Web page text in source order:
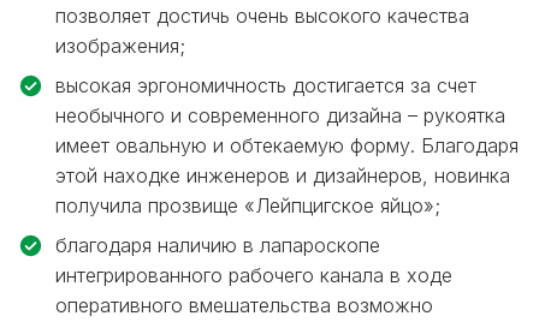
позволяет достичь очень высокого качества
изображения;
высокая эргономичность достигается за счет
необычного и современного дизайна – рукоятка
имеет овальную и обтекаемую форму. Благодаря
этой находке инженеров и дизайнеров, новинка
получила прозвище «Лейпцигское яйцо»;
благодаря наличию в лапароскопе
интегрированного рабочего канала в ходе
оперативного вмешательства возможно